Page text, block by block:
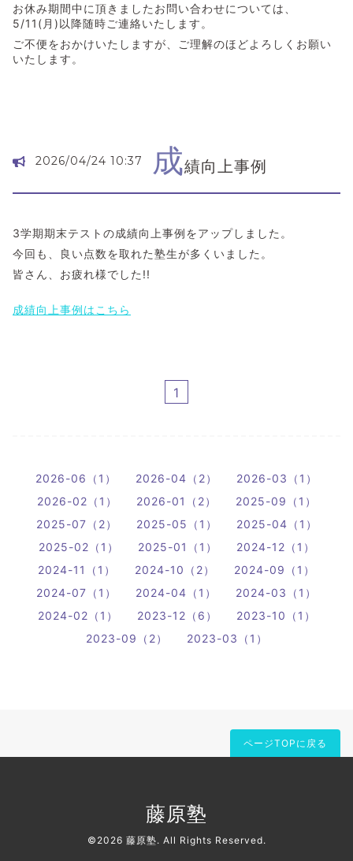
お休み期間中に頂きましたお問い合わせについては、
5/11(月)以降随時ご連絡いたします。
ご不便をおかけいたしますが、ご理解のほどよろしくお願い
いたします。
2026/04/24 10:37 成績向上事例
3学期期末テストの成績向上事例をアップしました。
今回も、良い点数を取れた塾生が多くいました。
皆さん、お疲れ様でした!!
成績向上事例はこちら
1
2026-06（1） 2026-04（2）
2026-03（1）
2026-02（1）
2026-01（2）
2025-09（1）
2025-07（2）
2025-05（1）
2025-04（1）
2025-02（1）
2025-01（1）
2024-12（1）
2024-11（1）
2024-10（2）
2024-09（1）
2024-07（1）
2024-04（1）
2024-03（1）
2024-02（1）
2023-12（6）
2023-10（1）
2023-09（2）
2023-03（1）
ページTOPに戻る
藤原塾
©2026 藤原塾. All Rights Reserved.